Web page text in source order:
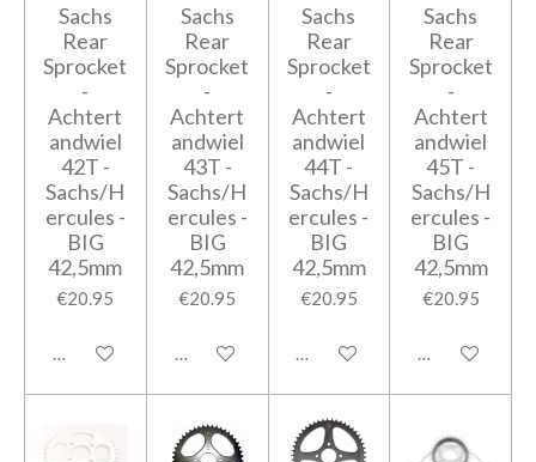
Sachs
Rear
Sprocket
-
Achtert
andwiel
42T -
Sachs/H
ercules -
BIG
42,5mm
€20.95
Add to cart
Sachs
Rear
Sprocket
-
Achtert
andwiel
43T -
Sachs/H
ercules -
BIG
42,5mm
€20.95
Add to cart
Sachs
Rear
Sprocket
-
Achtert
andwiel
44T -
Sachs/H
ercules -
BIG
42,5mm
€20.95
Add to cart
Sachs
Rear
Sprocket
-
Achtert
andwiel
45T -
Sachs/H
ercules -
BIG
42,5mm
€20.95
Add to cart